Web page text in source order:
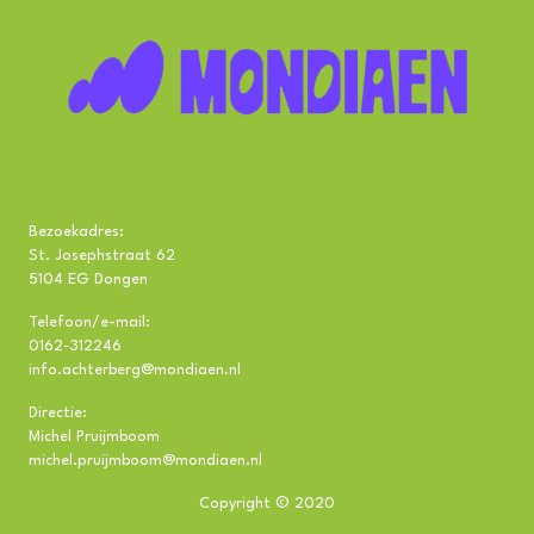
Bezoekadres:
St. Josephstraat 62
5104 EG Dongen
Telefoon/e-mail:
0162-312246
info.achterberg@mondiaen.nl
Directie:
Michel Pruijmboom
michel.pruijmboom@mondiaen.nl
Copyright © 2020